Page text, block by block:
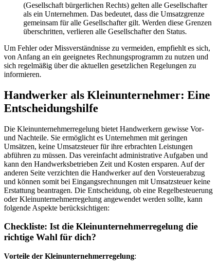
(Gesellschaft bürgerlichen Rechts) gelten alle Gesellschafter
als ein Unternehmen. Das bedeutet, dass die Umsatzgrenze
gemeinsam für alle Gesellschafter gilt. Werden diese Grenzen
überschritten, verlieren alle Gesellschafter den Status.
Um Fehler oder Missverständnisse zu vermeiden, empfiehlt es sich,
von Anfang an ein geeignetes Rechnungsprogramm zu nutzen und
sich regelmäßig über die aktuellen gesetzlichen Regelungen zu
informieren.
Handwerker als Kleinunternehmer: Eine
Entscheidungshilfe
Die Kleinunternehmerregelung bietet Handwerkern gewisse Vor-
und Nachteile. Sie ermöglicht es Unternehmen mit geringen
Umsätzen, keine Umsatzsteuer für ihre erbrachten Leistungen
abführen zu müssen. Das vereinfacht administrative Aufgaben und
kann den Handwerksbetrieben Zeit und Kosten ersparen. Auf der
anderen Seite verzichten die Handwerker auf den Vorsteuerabzug
und können somit bei Eingangsrechnungen mit Umsatzsteuer keine
Erstattung beantragen. Die Entscheidung, ob eine Regelbesteuerung
oder Kleinunternehmerregelung angewendet werden sollte, kann
folgende Aspekte berücksichtigen:
Checkliste: Ist die Kleinunternehmerregelung die
richtige Wahl für dich?
Vorteile der Kleinunternehmerregelung: